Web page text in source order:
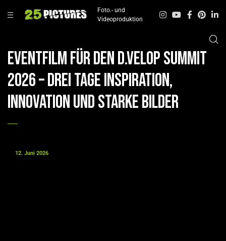
Foto.- und
Videoproduktion
Eventfilm für den d.velop SUMMIT
2026 – Drei Tage Inspiration,
Innovation und starke Bilder
12. Juni 2026